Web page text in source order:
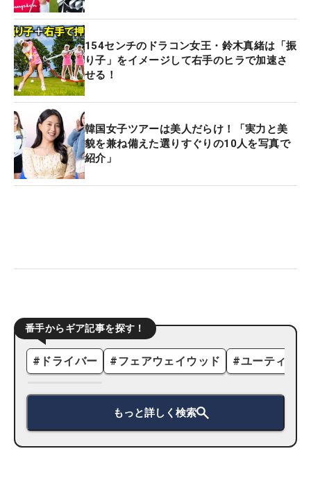
154センチのドラコン女王・鈴木真緒は「振
り子」をイメージして右手のヒラで加速さ
せる！
韓国女子ツアーは美人だらけ！「実力と美
貌を兼ね備えた選りすぐりの10人を写真で
紹介」
番手からギア記事を探す！
# ドライバー #フェアウェイウッド #ユーティリ
もっと詳しく検索